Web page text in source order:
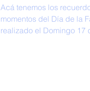
Acá tenemos los
momentos del Día de la
realizado el Domingo 17